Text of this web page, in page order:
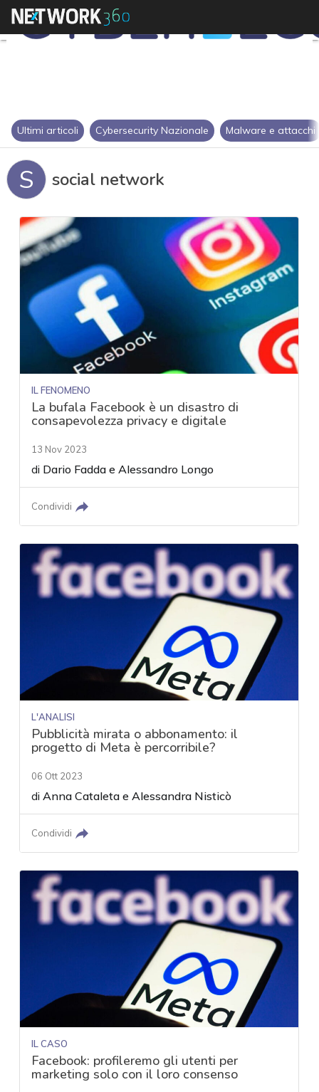
Ultimi articoli Cybersecurity Nazionale Malware e attacchi
S social network
IL FENOMENO
La bufala Facebook è un disastro di
consapevolezza privacy e digitale
13 Nov 2023
di Dario Fadda eAlessandro Longo
Condividi
L'ANALISI
Pubblicità mirata o abbonamento: il
progetto di Meta è percorribile?
06 Ott 2023
diAnna Cataleta eAlessandra Nisticò
Condividi
IL CASO
Facebook: profileremo gli utenti per
marketing solo con il loro consenso